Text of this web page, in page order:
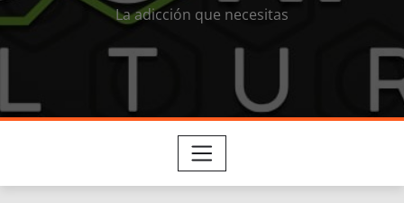
La adicción que necesitas